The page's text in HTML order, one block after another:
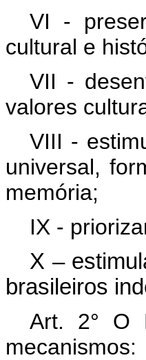
VI -
cultural e
VII -
valores
VIII -
universal,
memória;
IX -
X –
brasileiros
Art. 2° O
mecanismos: